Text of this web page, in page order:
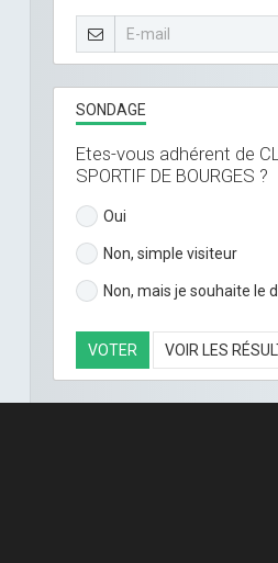
SONDAGE
Etes-vous adhérent de
SPORTIF DE BOURGES ?
Oui
Non, simple visiteur
Non, mais je souhaite le
VOTER VOIR LES